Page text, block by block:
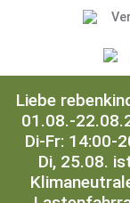
Liebe
01.08.-
Di-Fr: 14:00-
Di, 25.08.